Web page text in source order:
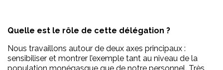
Quelle est le rôle de cette délégation ?
Nous travaillons autour de deux axes principaux :
sensibiliser et montrer l’exemple tant au niveau de la
population monégasque que de notre personnel. Très